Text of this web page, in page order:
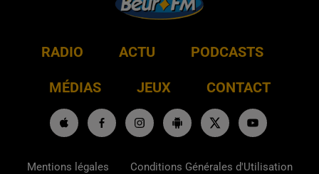
RADIO ACTU PODCASTS
MÉDIAS JEUX CONTACT
Mentions légales Conditions Générales d'Utilisation